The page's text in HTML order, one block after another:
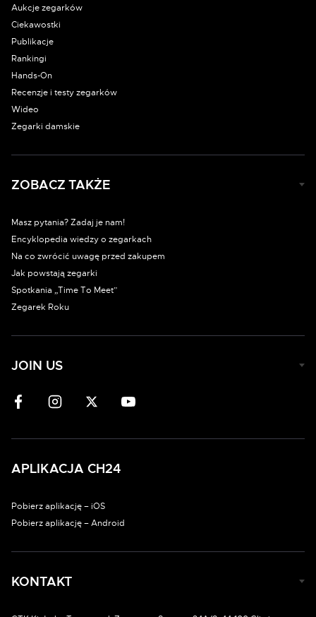
Aukcje zegarków
Ciekawostki
Publikacje
Rankingi
Hands-On
Recenzje i testy zegarków
Wideo
Zegarki damskie
ZOBACZ TAKŻE
Masz pytania? Zadaj je nam!
Encyklopedia wiedzy o zegarkach
Na co zwrócić uwagę przed zakupem
Jak powstają zegarki
Spotkania „Time To Meet”
Zegarek Roku
JOIN US
APLIKACJA CH24
Pobierz aplikację – iOS
Pobierz aplikację – Android
KONTAKT